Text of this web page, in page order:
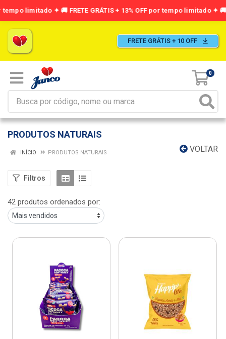
FRETE GRÁTIS + 10 OFF
0
PRODUTOS NATURAIS
VOLTAR
INÍCIO PRODUTOS NATURAIS
Filtros
42 produtos ordenados por: